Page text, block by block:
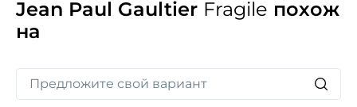
Jean Paul Gaultier Fragile похож
на